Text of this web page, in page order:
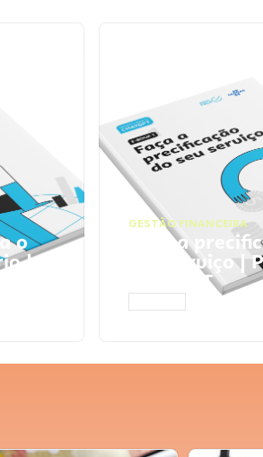
o
|
GESTÃO FINANCEIRA
Faça a
seu serviço |
ChatGPT